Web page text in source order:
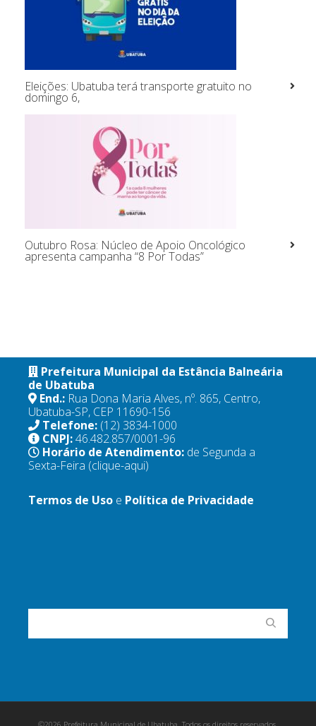
Eleições: Ubatuba terá transporte gratuito no
domingo 6,
Outubro Rosa: Núcleo de Apoio Oncológico
apresenta campanha “8 Por Todas”
Prefeitura Municipal da Estância Balneária
de Ubatuba
End.: Rua Dona Maria Alves, nº. 865, Centro,
Ubatuba-SP, CEP 11690-156
Telefone: (12) 3834-1000
CNPJ:46.482.857/0001-96
Horário de Atendimento: de Segunda a
Sexta-Feira (clique-aqui)
Termos de Uso e Política de Privacidade